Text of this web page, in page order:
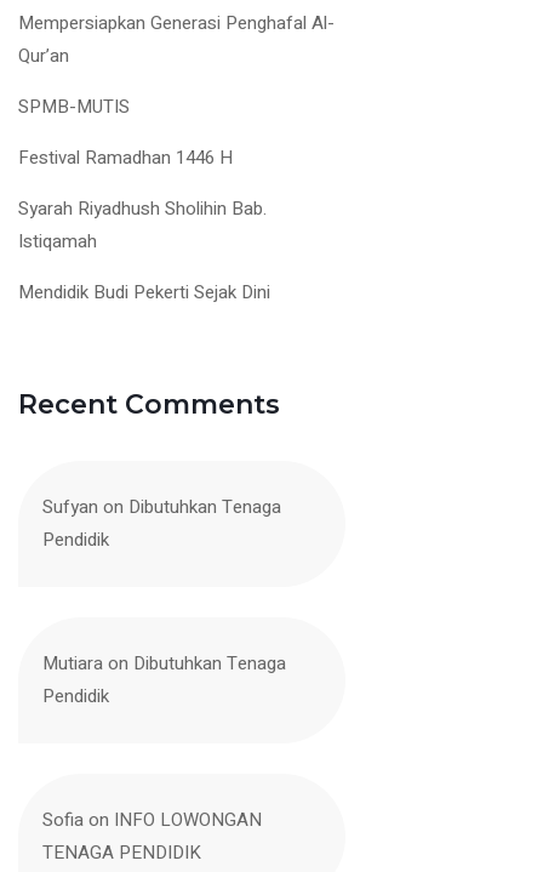
Mempersiapkan Generasi Penghafal Al-
Qur’an
SPMB-MUTIS
Festival Ramadhan 1446 H
Syarah Riyadhush Sholihin Bab.
Istiqamah
Mendidik Budi Pekerti Sejak Dini
Recent Comments
Sufyan on Dibutuhkan Tenaga
Pendidik
Mutiaraon Dibutuhkan Tenaga
Pendidik
Sofiaon INFO LOWONGAN
TENAGA PENDIDIK